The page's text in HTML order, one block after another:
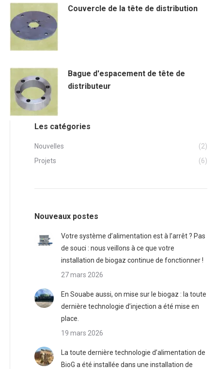
Couvercle de la tête de distribution
Bague d'espacement de tête de
distributeur
Les catégories
Nouvelles
(2)
Projets
(6)
Nouveaux postes
Votre système d’alimentation est à l’arrêt ? Pas
de souci : nous veillons à ce que votre
installation de biogaz continue de fonctionner !
27 mars 2026
En Souabe aussi, on mise sur le biogaz : la toute
dernière technologie d’injection a été mise en
place.
19 mars 2026
La toute dernière technologie d’alimentation de
BioG a été installée dans une installation de